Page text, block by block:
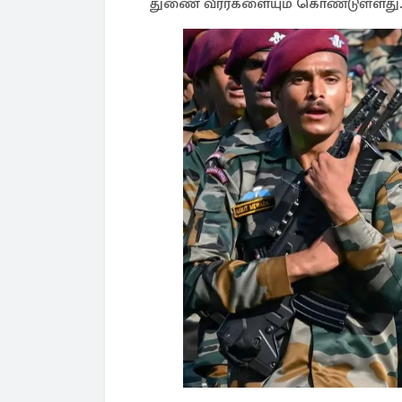
துணை வீரர்களையும் கொண்டுள்ளது.